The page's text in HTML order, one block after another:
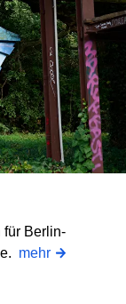
für Berlin-
mehr